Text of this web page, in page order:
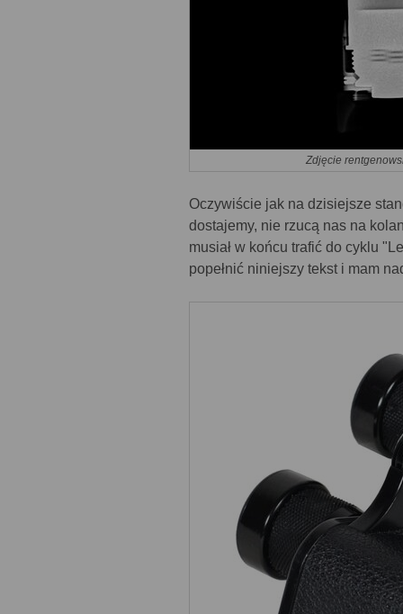
Zdjęcie
Oczywiście jak na dzisiejsze
dostajemy, nie rzucą nas na
musiał w końcu trafić do cyklu
popełnić niniejszy tekst i mam